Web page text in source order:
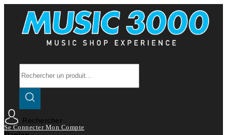
Rechercher
Se Connecter Mon Compte